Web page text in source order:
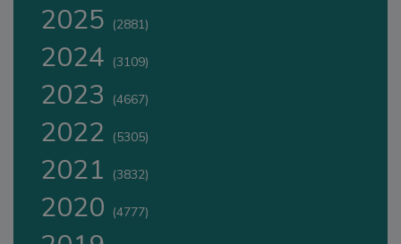
2025 (2881)
2024 (3109)
2023 (4667)
2022 (5305)
2021 (3832)
2020 (4777)